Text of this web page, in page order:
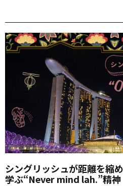
シングリッシュが距離を縮
学ぶ“Never mind lah.”精神